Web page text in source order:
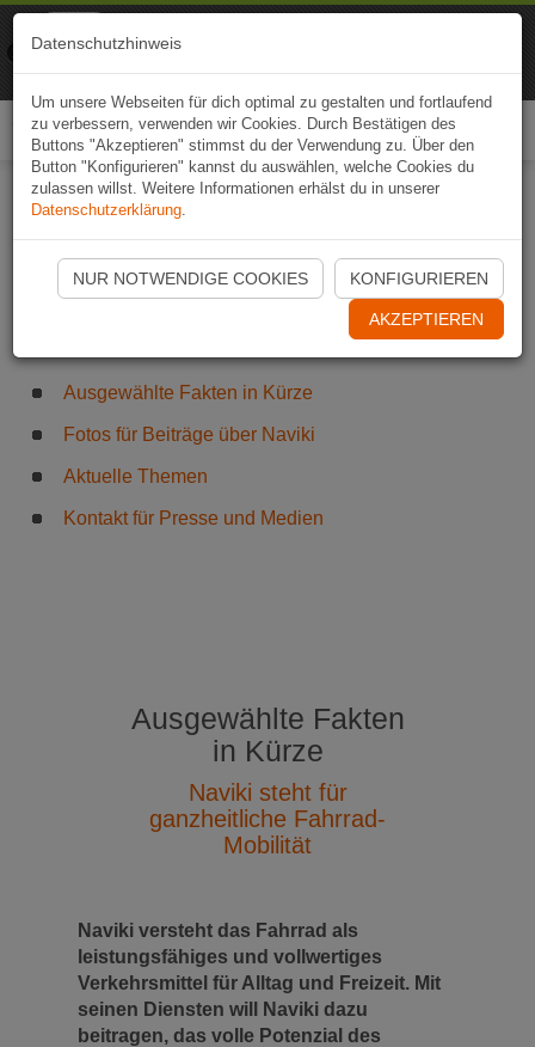
Naviki für Presse und
Medien
Ausgewählte Fakten in Kürze
Fotos für Beiträge über Naviki
Aktuelle Themen
Kontakt für Presse und Medien
Ausgewählte Fakten
in Kürze
Naviki steht für
ganzheitliche Fahrrad-
Mobilität
Naviki versteht das Fahrrad als
leistungsfähiges und vollwertiges
Verkehrsmittel für Alltag und Freizeit. Mit
seinen Diensten will Naviki dazu
beitragen, das volle Potenzial des
Datenschutzhinweis
Um unsere Webseiten für dich optimal zu gestalten und fortlaufend
zu verbessern, verwenden wir Cookies. Durch Bestätigen des
Buttons "Akzeptieren" stimmst du der Verwendung zu. Über den
Button "Konfigurieren" kannst du auswählen, welche Cookies du
zulassen willst. Weitere Informationen erhälst du in unserer
Datenschutzerklärung.
NUR NOTWENDIGE COOKIES KONFIGURIEREN
AKZEPTIEREN
Naviki